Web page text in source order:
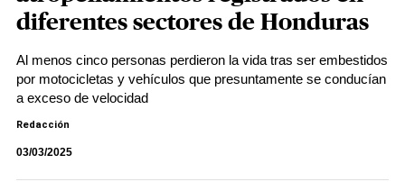
diferentes sectores de Honduras
Al menos cinco personas perdieron la vida tras ser embestidos
por motocicletas y vehículos que presuntamente se conducían
a exceso de velocidad
Redacción
03/03/2025